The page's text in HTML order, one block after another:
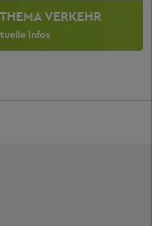
VERKEHR
Infos